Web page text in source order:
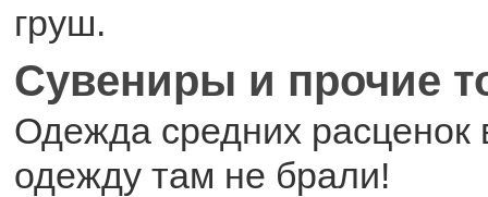
груш.
Сувениры и прочие
Одежда средних расценок
одежду там не брали!